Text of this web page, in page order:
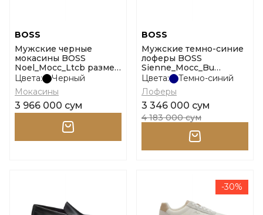
BOSS
Мужские черные
мокасины BOSS
Noel_Mocc_Ltcb размер
39
Цвета:
Черный
Мокасины
3 966 000 сум
BOSS
Мужские темно-синие
лоферы BOSS
Sienne_Mocc_Bu
размер 42
Цвета:
Темно-синий
Лоферы
3 346 000 сум
4 183 000 сум
-30%